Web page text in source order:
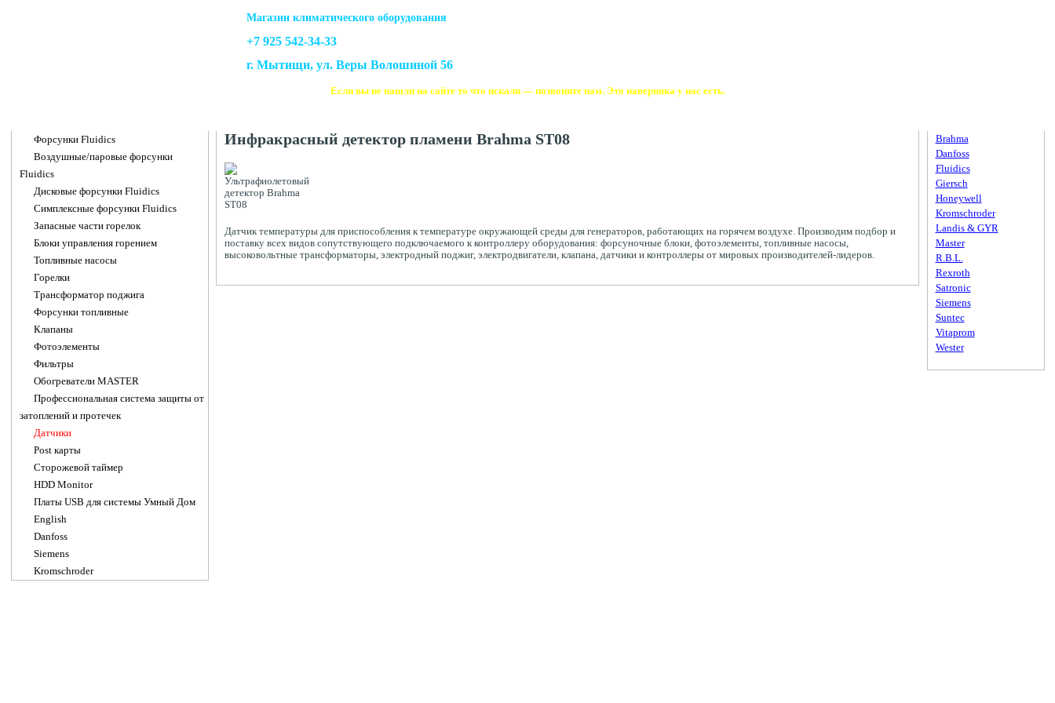
Магазин климатического оборудования
+7 925 542-34-33
г. Мытищи, ул. Веры Волошиной 56
Если вы не нашли на сайте то что искали — позвоните нам. Это наверняка у нас есть.
Форсунки Fluidics
Воздушные/паровые форсунки
Fluidics
Дисковые форсунки Fluidics
Симплексные форсунки Fluidics
Запасные части горелок
Блоки управления горением
Топливные насосы
Горелки
Трансформатор поджига
Форсунки топливные
Клапаны
Фотоэлементы
Фильтры
Обогреватели MASTER
Профессиональная система защиты от
затоплений и протечек
Датчики
Post карты
Сторожевой таймер
HDD Monitor
Платы USB для системы Умный Дом
English
Danfoss
Siemens
Kromschroder
Инфракрасный детектор пламени Brahma ST08
Датчик температуры для приспособления к температуре окружающей среды для генераторов, работающих на горячем воздухе. Производим подбор и
поставку всех видов сопутствующего подключаемого к контроллеру оборудования: форсуночные блоки, фотоэлементы, топливные насосы,
высоковольтные трансформаторы, электродный поджиг, электродвигатели, клапана, датчики и контроллеры от мировых производителей-лидеров.
Brahma
Danfoss
Fluidics
Giersch
Honeywell
Kromschroder
Landis & GYR
Master
R.B.L.
Rexroth
Satronic
Siemens
Suntec
Vitaprom
Wester